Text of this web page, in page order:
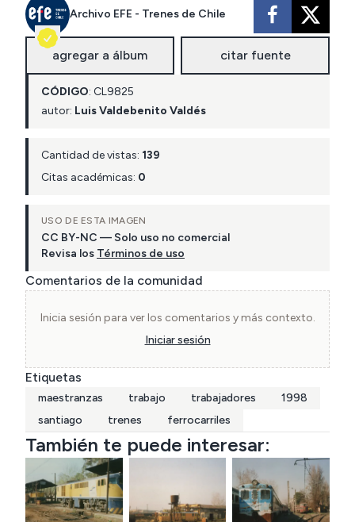
Archivo EFE - Trenes de Chile
agregar a álbum citar fuente
CÓDIGO: CL9825
autor: Luis Valdebenito Valdés
Cantidad de vistas: 139
Citas académicas: 0
USO DE ESTA IMAGEN
CC BY-NC — Solo uso no comercial
Revisa los Términos de uso
Comentarios de la comunidad
Inicia sesión para ver los comentarios y más contexto.
Iniciar sesión
Etiquetas
maestranzas trabajo trabajadores
1998
santiago
trenes ferrocarriles
También te puede interesar: